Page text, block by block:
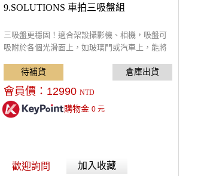
9.SOLUTIONS 車拍三吸盤組
三吸盤更穩固！適合架設攝影機、相機，吸盤可
吸附於各個光滑面上，如玻璃門或汽車上，能將
會員價： 12990 NTD
購物金0 元
歡迎詢問 加入收藏